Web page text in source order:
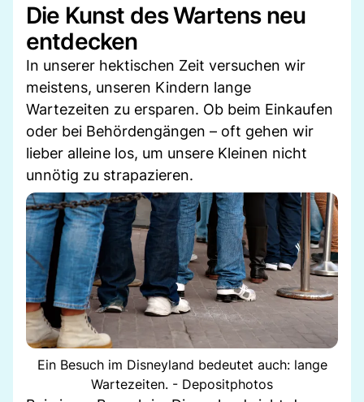
Die Kunst des Wartens neu
entdecken
In unserer hektischen Zeit versuchen wir
meistens, unseren Kindern lange
Wartezeiten zu ersparen. Ob beim Einkaufen
oder bei Behördengängen – oft gehen wir
lieber alleine los, um unsere Kleinen nicht
unnötig zu strapazieren.
Ein Besuch im Disneyland bedeutet auch: lange
Wartezeiten. - Depositphotos